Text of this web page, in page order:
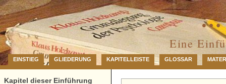
…
Eine
EINSTIEG GLIEDERUNG KAPITELLEISTE GLOSSAR
Kapitel dieser Einführung